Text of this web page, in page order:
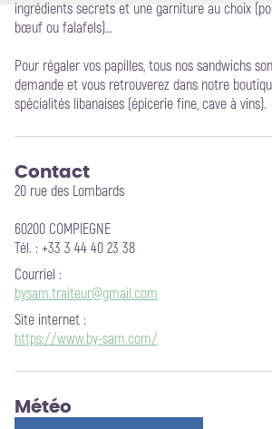
ingrédients secrets et une garniture au choix
bœuf ou falafels)…
Pour régaler vos papilles, tous nos sandwichs
demande et vous retrouverez dans notre
spécialités libanaises (épicerie fine, cave à vins).
Contact
20 rue des Lombards
60200 COMPIEGNE
Tél. : +33 3 44 40 23 38
Courriel :
bysam.traiteur@gmail.com
Site internet :
https://www.by-sam.com/
Météo